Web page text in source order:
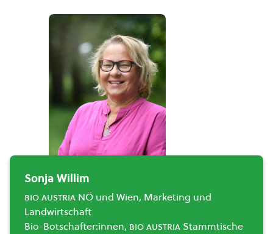
Sonja Willim
bio austria NÖ und Wien, Marketing und
Landwirtschaft
Bio-Botschafter:innen, bio austria Stammtische